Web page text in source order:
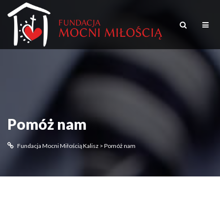
Pomóż nam
Fundacja Mocni Miłością Kalisz > Pomóż nam